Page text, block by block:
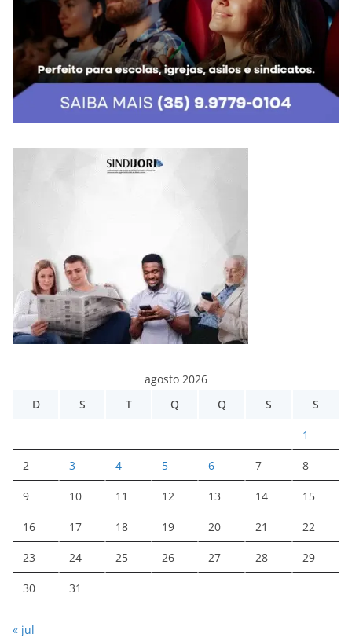
agosto 2026
D
S T Q Q S S
1
2 3 4 5 6 7 8
9 10 11 12 13 14 15
16 17 18 19 20 21 22
23 24 25 26 27 28 29
30 31
« jul